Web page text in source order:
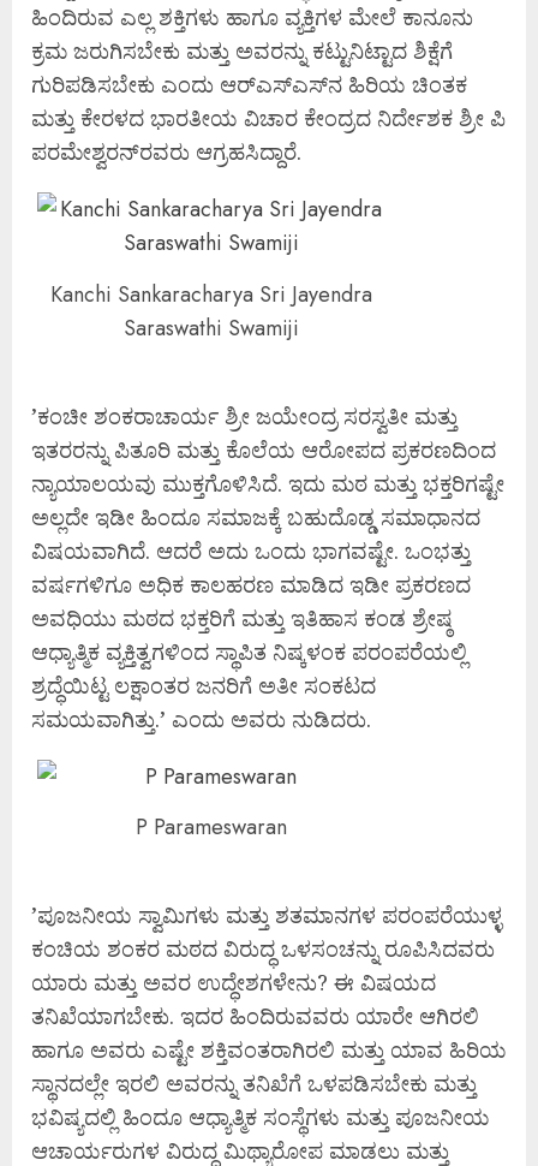
ಹಿಂದಿರುವ ಎಲ್ಲ ಶಕ್ತಿಗಳು ಹಾಗೂ ವ್ಯಕ್ತಿಗಳ ಮೇಲೆ ಕಾನೂನು
ಕ್ರಮ ಜರುಗಿಸಬೇಕು ಮತ್ತು ಅವರನ್ನು ಕಟ್ಟುನಿಟ್ಟಾದ ಶಿಕ್ಷೆಗೆ
ಗುರಿಪಡಿಸಬೇಕು ಎಂದು ಆರ್‌ಎಸ್‌ಎಸ್‌ನ ಹಿರಿಯ ಚಿಂತಕ
ಮತ್ತು ಕೇರಳದ ಭಾರತೀಯ ವಿಚಾರ ಕೇಂದ್ರದ ನಿರ್ದೇಶಕ ಶ್ರೀ ಪಿ
ಪರಮೇಶ್ವರನ್‌ರವರು ಆಗ್ರಹಸಿದ್ದಾರೆ.
Kanchi Sankaracharya Sri Jayendra
Saraswathi Swamiji
’ಕಂಚೀ ಶಂಕರಾಚಾರ್ಯ ಶ್ರೀ ಜಯೇಂದ್ರ ಸರಸ್ವತೀ ಮತ್ತು
ಇತರರನ್ನು ಪಿತೂರಿ ಮತ್ತು ಕೊಲೆಯ ಆರೋಪದ ಪ್ರಕರಣದಿಂದ
ನ್ಯಾಯಾಲಯವು ಮುಕ್ತಗೊಳಿಸಿದೆ. ಇದು ಮಠ ಮತ್ತು ಭಕ್ತರಿಗಷ್ಟೇ
ಅಲ್ಲದೇ ಇಡೀ ಹಿಂದೂ ಸಮಾಜಕ್ಕೆ ಬಹುದೊಡ್ಡ ಸಮಾಧಾನದ
ವಿಷಯವಾಗಿದೆ. ಆದರೆ ಅದು ಒಂದು ಭಾಗವಷ್ಟೇ. ಒಂಭತ್ತು
ವರ್ಷಗಳಿಗೂ ಅಧಿಕ ಕಾಲಹರಣ ಮಾಡಿದ ಇಡೀ ಪ್ರಕರಣದ
ಅವಧಿಯು ಮಠದ ಭಕ್ತರಿಗೆ ಮತ್ತು ಇತಿಹಾಸ ಕಂಡ ಶ್ರೇಷ್ಠ
ಆಧ್ಯಾತ್ಮಿಕ ವ್ಯಕ್ತಿತ್ವಗಳಿಂದ ಸ್ಥಾಪಿತ ನಿಷ್ಕಳಂಕ ಪರಂಪರೆಯಲ್ಲಿ
ಶ್ರದ್ಧೆಯಿಟ್ಟ ಲಕ್ಷಾಂತರ ಜನರಿಗೆ ಅತೀ ಸಂಕಟದ
ಸಮಯವಾಗಿತ್ತು.’ ಎಂದು ಅವರು ನುಡಿದರು.
P Parameswaran
’ಪೂಜನೀಯ ಸ್ವಾಮಿಗಳು ಮತ್ತು ಶತಮಾನಗಳ ಪರಂಪರೆಯುಳ್ಳ
ಕಂಚಿಯ ಶಂಕರ ಮಠದ ವಿರುದ್ಧ ಒಳಸಂಚನ್ನು ರೂಪಿಸಿದವರು
ಯಾರು ಮತ್ತು ಅವರ ಉದ್ಧೇಶಗಳೇನು? ಈ ವಿಷಯದ
ತನಿಖೆಯಾಗಬೇಕು. ಇದರ ಹಿಂದಿರುವವರು ಯಾರೇ ಆಗಿರಲಿ
ಹಾಗೂ ಅವರು ಎಷ್ಟೇ ಶಕ್ತಿವಂತರಾಗಿರಲಿ ಮತ್ತು ಯಾವ ಹಿರಿಯ
ಸ್ಥಾನದಲ್ಲೇ ಇರಲಿ ಅವರನ್ನು ತನಿಖೆಗೆ ಒಳಪಡಿಸಬೇಕು ಮತ್ತು
ಭವಿಷ್ಯದಲ್ಲಿ ಹಿಂದೂ ಆಧ್ಯಾತ್ಮಿಕ ಸಂಸ್ಥೆಗಳು ಮತ್ತು ಪೂಜನೀಯ
ಆಚಾರ್ಯರುಗಳ ವಿರುದ್ಧ ಮಿಥ್ಯಾರೋಪ ಮಾಡಲು ಮತ್ತು